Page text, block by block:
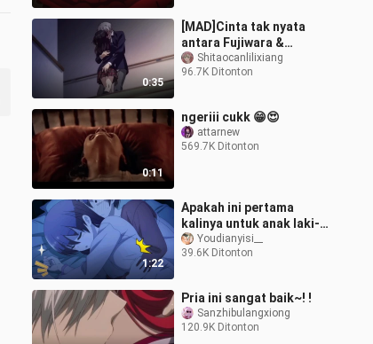
0:35
[MAD]Cinta tak nyata
antara Fujiwara &
Hotaru|<NTR: Netsuzou
Trap>
Shitaocanlilixiang
96.7K Ditonton
0:11
ngeriii cukk 😁😍
attarnew
569.7K Ditonton
1:22
Apakah ini pertama
kalinya untuk anak laki-
laki? [ Terbangkan saya
ke bulan ]
Youdianyisi__
39.6K Ditonton
Pria ini sangat baik~! !
Sanzhibulangxiong
120.9K Ditonton